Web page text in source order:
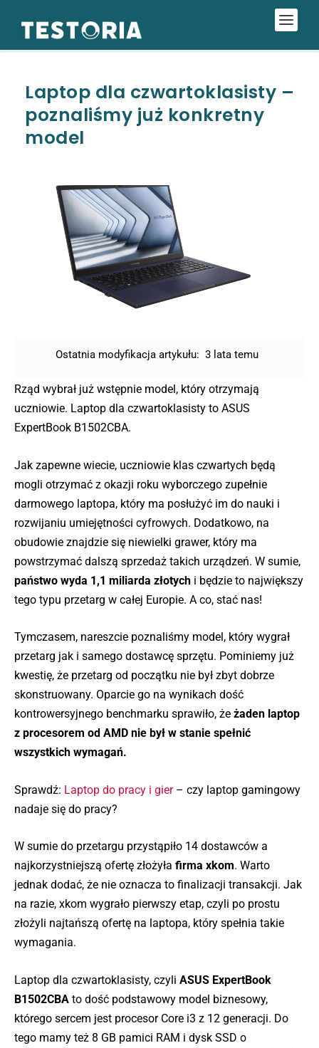
Laptop dla czwartoklasisty –
poznaliśmy już konkretny
model
Ostatnia modyfikacja artykułu: 3 lata temu
Rząd wybrał już wstępnie model, który otrzymają
uczniowie. Laptop dla czwartoklasisty to ASUS
ExpertBook B1502CBA.
Jak zapewne wiecie, uczniowie klas czwartych będą
mogli otrzymać z okazji roku wyborczego zupełnie
darmowego laptopa, który ma posłużyć im do nauki i
rozwijaniu umiejętności cyfrowych. Dodatkowo, na
obudowie znajdzie się niewielki grawer, który ma
powstrzymać dalszą sprzedaż takich urządzeń. W sumie,
państwo wyda 1,1 miliarda złotych i będzie to największy
tego typu przetarg w całej Europie. A co, stać nas!
Tymczasem, nareszcie poznaliśmy model, który wygrał
przetarg jak i samego dostawcę sprzętu. Pominiemy już
kwestię, że przetarg od początku nie był zbyt dobrze
skonstruowany. Oparcie go na wynikach dość
kontrowersyjnego benchmarku sprawiło, że żaden laptop
z procesorem od AMD nie był w stanie spełnić
wszystkich wymagań.
Sprawdź: Laptop do pracy i gier– czy laptop gamingowy
nadaje się do pracy?
W sumie do przetargu przystąpiło 14 dostawców a
najkorzystniejszą ofertę złożyła firma xkom. Warto
jednak dodać, że nie oznacza to finalizacji transakcji. Jak
na razie, xkom wygrało pierwszy etap, czyli po prostu
złożyli najtańszą ofertę na laptopa, który spełnia takie
wymagania.
Laptop dla czwartoklasisty, czyli ASUS ExpertBook
B1502CBA to dość podstawowy model biznesowy,
którego sercem jest procesor Core i3 z 12 generacji. Do
tego mamy też 8 GB pamici RAM i dysk SSD o